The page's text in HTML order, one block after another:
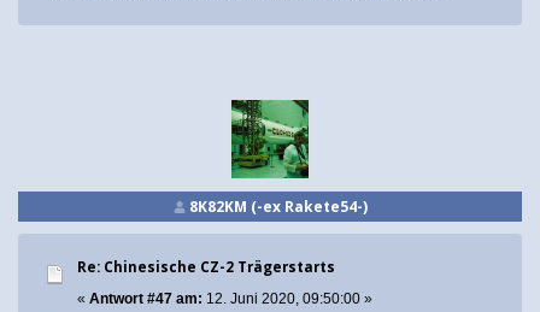
8K82KM (-ex Rakete54-)
Re: Chinesische CZ-2 Trägerstarts
« Antwort #47 am: 12. Juni 2020, 09:50:00 »